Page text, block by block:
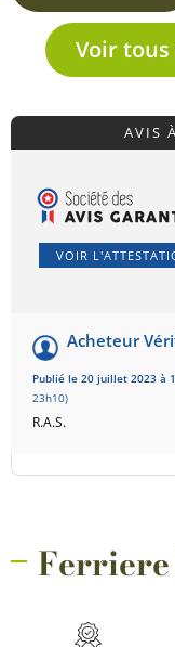
Voir
AVIS
VOIR
Acheteur
Publié le 20 juillet 2023 à
23h10)
R.A.S.
Ferriere